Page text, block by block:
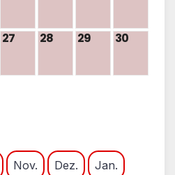
27 28 29 30
Nov. Dez. Jan.